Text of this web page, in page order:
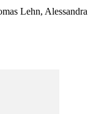
Lehn, Alessandra